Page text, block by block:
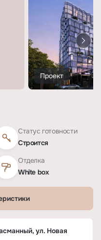
Проект
Статус готовности
Строится
Отделка
White box
11»
ул. Новая